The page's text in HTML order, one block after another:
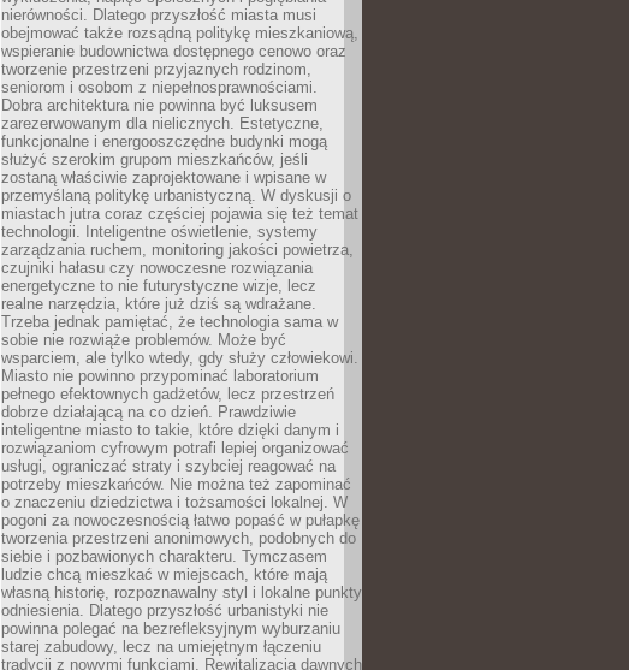
nierówności. Dlatego przyszłość miasta musi
obejmować także rozsądną politykę mieszkaniową,
wspieranie budownictwa dostępnego cenowo oraz
tworzenie przestrzeni przyjaznych rodzinom,
seniorom i osobom z niepełnosprawnościami.
Dobra architektura nie powinna być luksusem
zarezerwowanym dla nielicznych. Estetyczne,
funkcjonalne i energooszczędne budynki mogą
służyć szerokim grupom mieszkańców, jeśli
zostaną właściwie zaprojektowane i wpisane w
przemyślaną politykę urbanistyczną. W dyskusji o
miastach jutra coraz częściej pojawia się też temat
technologii. Inteligentne oświetlenie, systemy
zarządzania ruchem, monitoring jakości powietrza,
czujniki hałasu czy nowoczesne rozwiązania
energetyczne to nie futurystyczne wizje, lecz
realne narzędzia, które już dziś są wdrażane.
Trzeba jednak pamiętać, że technologia sama w
sobie nie rozwiąże problemów. Może być
wsparciem, ale tylko wtedy, gdy służy człowiekowi.
Miasto nie powinno przypominać laboratorium
pełnego efektownych gadżetów, lecz przestrzeń
dobrze działającą na co dzień. Prawdziwie
inteligentne miasto to takie, które dzięki danym i
rozwiązaniom cyfrowym potrafi lepiej organizować
usługi, ograniczać straty i szybciej reagować na
potrzeby mieszkańców. Nie można też zapominać
o znaczeniu dziedzictwa i tożsamości lokalnej. W
pogoni za nowoczesnością łatwo popaść w pułapkę
tworzenia przestrzeni anonimowych, podobnych do
siebie i pozbawionych charakteru. Tymczasem
ludzie chcą mieszkać w miejscach, które mają
własną historię, rozpoznawalny styl i lokalne punkty
odniesienia. Dlatego przyszłość urbanistyki nie
powinna polegać na bezrefleksyjnym wyburzaniu
starej zabudowy, lecz na umiejętnym łączeniu
tradycji z nowymi funkcjami. Rewitalizacja dawnych